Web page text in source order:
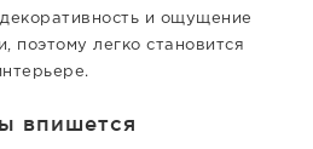
и ощущение
поэтому легко становится
впишется